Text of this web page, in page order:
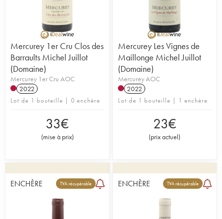
Mercurey 1er Cru Clos des
Barraults Michel Juillot
(Domaine)
Mercurey 1er Cru AOC
2022
Lot de 1 bouteille | 0 enchère
33€
(mise à prix)
Mercurey Les Vignes de
Maillonge Michel Juillot
(Domaine)
Mercurey AOC
2022
Lot de 1 bouteille | 1 enchère
23€
(prix actuel)
ENCHÈRE TVA récupérable ENCHÈRE TVA récupérable